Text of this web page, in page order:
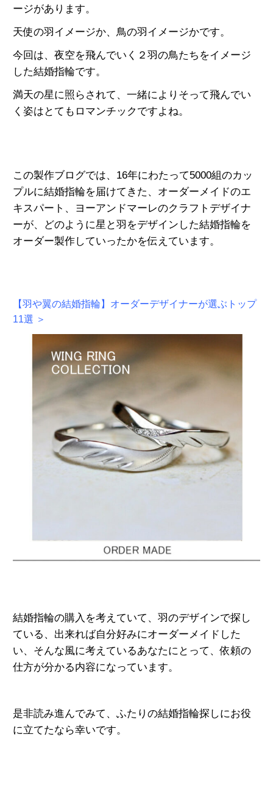
ージがあります。
天使の羽イメージか、鳥の羽イメージかです。
今回は、夜空を飛んでいく２羽の鳥たちをイメージ
した結婚指輪です。
満天の星に照らされて、 一緒によりそって飛んでい
く姿は とてもロマンチックですよね。
この製作ブログでは、16年にわたって5000組のカッ
プルに結婚指輪を届けてきた、オーダーメイドのエ
キスパート、
ヨーアンドマーレのクラフトデザイナ
ーが、
どのように星と羽をデザインした結婚指輪を
オーダー製作していったかを伝えています。
【羽や翼の結婚指輪】オーダーデザイナーが選ぶトップ
11選 ＞
結婚指輪の購入を考えていて、羽のデザインで探し
ている、出来れば自分好みにオーダーメイドした
い、そんな風に考えているあなたにとって、依頼の
仕方が分かる内容になっています。
是非読み進んでみて、ふたりの結婚指輪探しにお役
に立てたなら幸いです。